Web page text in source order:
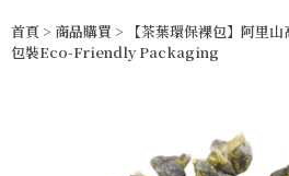
首頁 > 商品購買 > 【茶葉環保裸包】阿里
包裝Eco-Friendly Packaging